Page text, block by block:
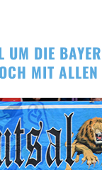
UM DIE
MIT